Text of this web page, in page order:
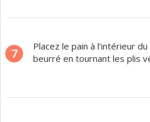
7
Placez le pain à l’intérieur
beurré en tournant les plis